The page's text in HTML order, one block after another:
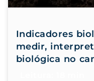
Indicadores
medir,
biológica no